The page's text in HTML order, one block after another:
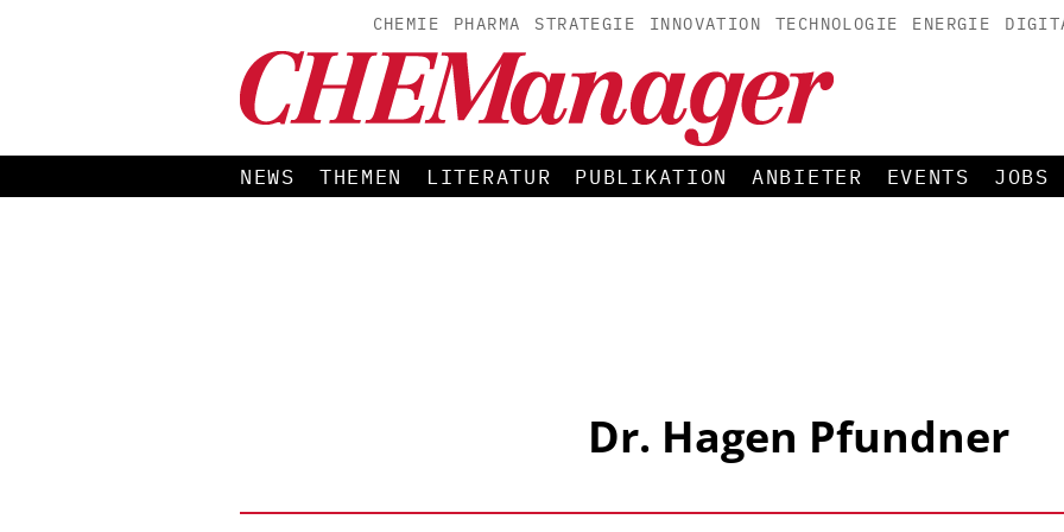
CHEMIE PHARMA STRATEGIE INNOVATION TECHNOLOGIE ENERGIE
NEWS THEMEN LITERATUR PUBLIKATION ANBIETER EVENTS JOBS
Dr. Hagen Pfundner